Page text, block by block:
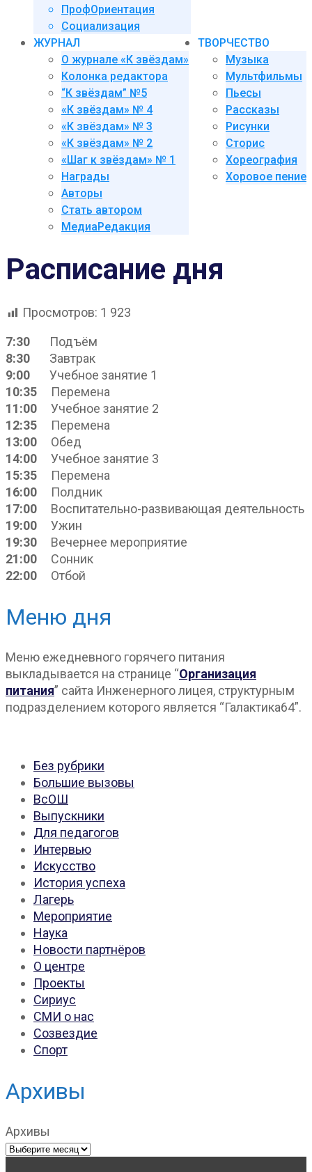
ПрофОриентация
Социализация
ЖУРНАЛ
О журнале «К звёздам»
Колонка редактора
“К звёздам” №5
«К звёздам» № 4
«К звёздам» № 3
«К звёздам» № 2
«Шаг к звёздам» № 1
Награды
Авторы
Стать автором
МедиаРедакция
ТВОРЧЕСТВО
Музыка
Мультфильмы
Пьесы
Рассказы
Рисунки
Сторис
Хореография
Хоровое пение
Расписание дня
Просмотров: 1 923
7:30 Подъём
8:30 Завтрак
9:00 Учебное занятие 1
10:35 Перемена
11:00
Учебное занятие 2
12:35
Перемена
13:00 Обед
14:00 Учебное занятие 3
15:35 Перемена
16:00
Полдник
17:00 Воспитательно-развивающая деятельность
19:00 Ужин
19:30 Вечернее мероприятие
21:00 Сонник
22:00 Отбой
Меню дня
Меню ежедневного горячего питания
выкладывается на странице “Организация
питания” сайта Инженерного лицея, структурным
подразделением которого является “Галактика64”.
Без рубрики
Большие вызовы
ВсОШ
Выпускники
Для педагогов
Интервью
Искусство
История успеха
Лагерь
Мероприятие
Наука
Новости партнёров
О центре
Проекты
Сириус
СМИ о нас
Созвездие
Спорт
Архивы
Архивы